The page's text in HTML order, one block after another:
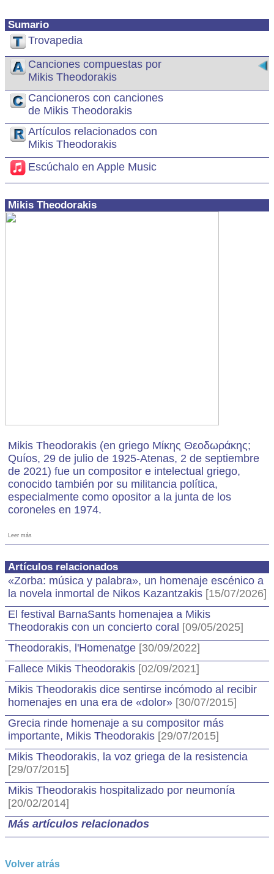
Sumario
Trovapedia
Canciones compuestas por
Mikis Theodorakis
Cancioneros con canciones
de Mikis Theodorakis
Artículos relacionados con
Mikis Theodorakis
Escúchalo en Apple Music
Mikis Theodorakis
Mikis Theodorakis (en griego Μίκης Θεοδωράκης;
Quíos, 29 de julio de 1925-Atenas, 2 de septiembre
de 2021) fue un compositor e intelectual griego,
conocido también por su militancia política,
especialmente como opositor a la junta de los
coroneles en 1974.
Leer más
Artículos relacionados
«Zorba: música y palabra», un homenaje escénico a
la novela inmortal de Nikos Kazantzakis [15/07/2026]
El festival BarnaSants homenajea a Mikis
Theodorakis con un concierto coral [09/05/2025]
Theodorakis, l'Homenatge [30/09/2022]
Fallece Mikis Theodorakis [02/09/2021]
Mikis Theodorakis dice sentirse incómodo al recibir
homenajes en una era de «dolor» [30/07/2015]
Grecia rinde homenaje a su compositor más
importante, Mikis Theodorakis [29/07/2015]
Mikis Theodorakis, la voz griega de la resistencia
[29/07/2015]
Mikis Theodorakis hospitalizado por neumonía
[20/02/2014]
Más artículos relacionados
Volver atrás